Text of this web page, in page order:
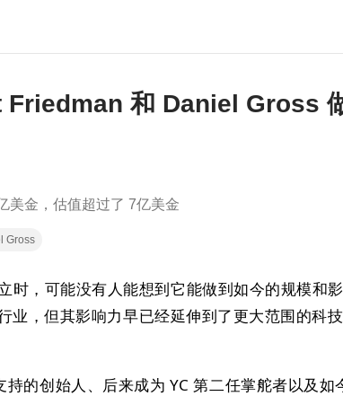
Friedman 和 Daniel Gross
美金，估值超过了 7亿美金
Gross
，可能没有人能想到它能做到如今的规模和
业，但其影响力早已经延伸到了更大范围的科
的创始人、后来成为 YC 第二任掌舵者以及